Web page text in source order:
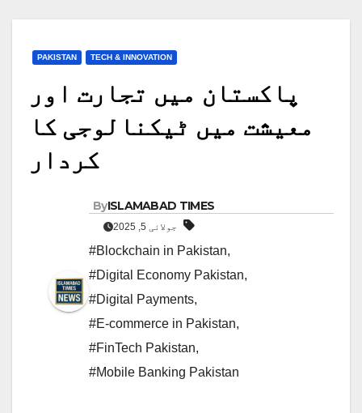
PAKISTAN TECH & INNOVATION
پاکستان میں تجارت اور
معیشت میں ٹیکنالوجی کا
کردار
ByISLAMABAD TIMES
جولائی 5, 2025
#Blockchain in Pakistan,
#Digital Economy Pakistan,
#Digital Payments,
#E-commerce in Pakistan,
#FinTech Pakistan,
#Mobile Banking Pakistan